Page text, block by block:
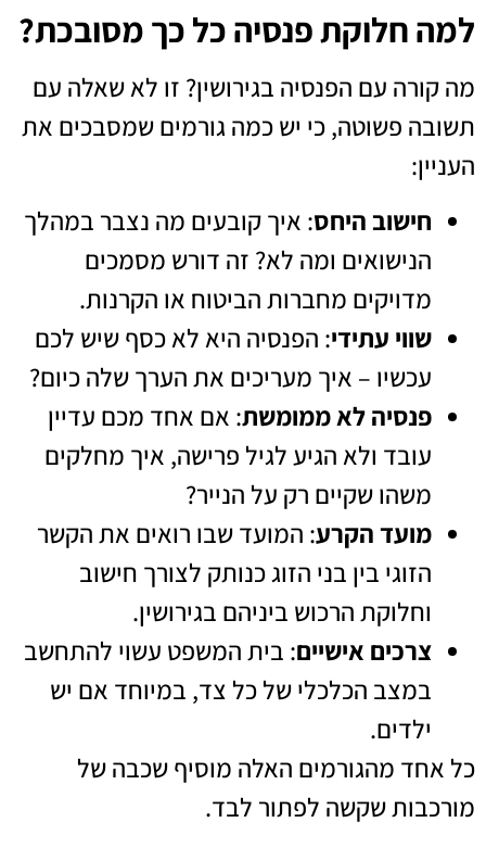
למה חלוקת פנסיה כל כך מסובכת?
מה קורה עם הפנסיה בגירושין? זו לא שאלה עם
תשובה פשוטה, כי יש כמה גורמים שמסבכים את
העניין:
חישוב היחס: איך קובעים מה נצבר במהלך
הנישואים ומה לא? זה דורש מסמכים
מדויקים מחברות הביטוח או הקרנות.
שווי עתידי: הפנסיה היא לא כסף שיש לכם
עכשיו – איך מעריכים את הערך שלה כיום?
פנסיה לא ממומשת: אם אחד מכם עדיין
עובד ולא הגיע לגיל פרישה, איך מחלקים
משהו שקיים רק על הנייר?
מועד הקרע: המועד שבו רואים את הקשר
הזוגי בין בני הזוג כנותק לצורך חישוב
וחלוקת הרכוש ביניהם בגירושין.
צרכים אישיים: בית המשפט עשוי להתחשב
במצב הכלכלי של כל צד, במיוחד אם יש
ילדים.
כל אחד מהגורמים האלה מוסיף שכבה של
מורכבות שקשה לפתור לבד.